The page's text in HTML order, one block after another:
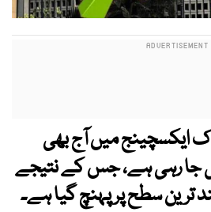
ایکسچینج میں آج بھی
جا رہی ہے، جس کے نتیجے
ترین سطح پر پہنچ گیا ہے۔